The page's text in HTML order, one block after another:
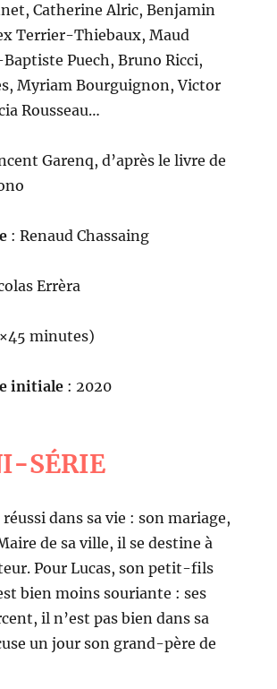
Catherine Alric, Benjamin
Terrier-Thiebaux, Maud
Puech, Bruno Ricci,
Myriam Bourguignon, Victor
Rousseau…
Garenq, d’après le livre de
: Renaud Chassaing
Errèra
minutes)
initiale : 2020
SÉRIE
dans sa vie : son mariage,
de sa ville, il se destine à
Pour Lucas, son petit-fils
bien moins souriante : ses
il n’est pas bien dans sa
un jour son grand-père de